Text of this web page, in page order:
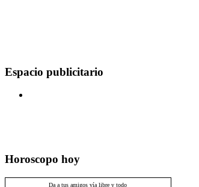
Espacio publicitario
Horoscopo hoy